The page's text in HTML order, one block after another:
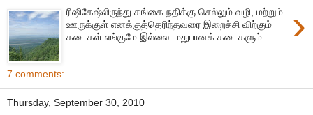
›
ரிஷிகேஷ்லிருந்து கங்கை நதிக்கு செல்லும் வழி, மற்றும்
ஊருக்குள் எனக்குத்தெரிந்தவரை இறைச்சி விற்கும்
கடைகள் எங்குமே இல்லை. மதுபானக் கடைகளும் ...
7 comments:
Thursday, September 30, 2010